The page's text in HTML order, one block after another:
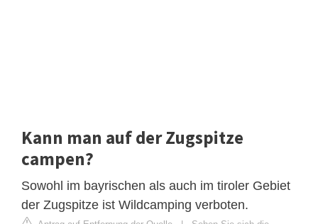
Kann man auf der Zugspitze
campen?
Sowohl im bayrischen als auch im tiroler Gebiet
der Zugspitze ist Wildcamping verboten.